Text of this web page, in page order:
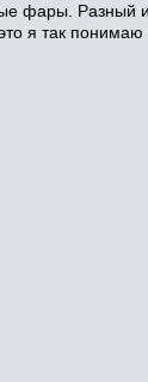
фары. Разный
я так